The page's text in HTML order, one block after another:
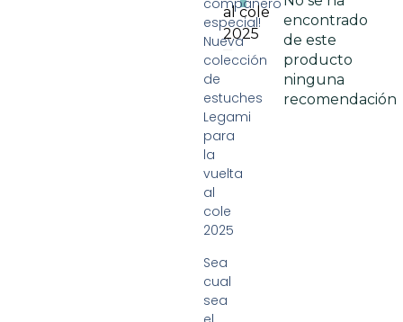
compañero
especial!
Nueva
colección
de
estuches
Legami
para
la
vuelta
al
cole
2025
Sea
cual
sea
al cole
2025
encontrado
de este
producto
ninguna
recomendación